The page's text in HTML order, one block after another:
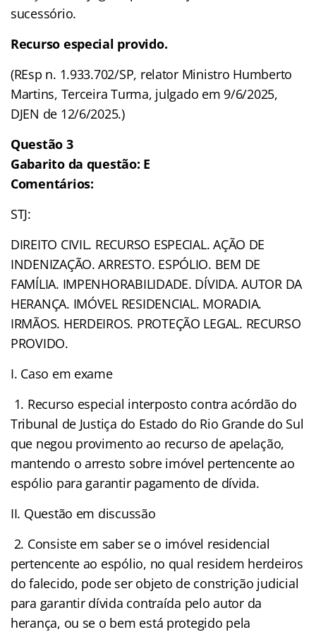
sucessório.
Recurso especial provido.
(REsp n. 1.933.702/SP, relator Ministro Humberto
Martins, Terceira Turma, julgado em 9/6/2025,
DJEN de 12/6/2025.)
Questão 3
Gabarito da questão: E
Comentários:
STJ:
DIREITO CIVIL. RECURSO ESPECIAL. AÇÃO DE
INDENIZAÇÃO. ARRESTO. ESPÓLIO. BEM DE
FAMÍLIA. IMPENHORABILIDADE. DÍVIDA. AUTOR DA
HERANÇA. IMÓVEL RESIDENCIAL. MORADIA.
IRMÃOS. HERDEIROS. PROTEÇÃO LEGAL. RECURSO
PROVIDO.
I. Caso em exame
1. Recurso especial interposto contra acórdão do
Tribunal de Justiça do Estado do Rio Grande do Sul
que negou provimento ao recurso de apelação,
mantendo o arresto sobre imóvel pertencente ao
espólio para garantir pagamento de dívida.
II. Questão em discussão
2. Consiste em saber se o imóvel residencial
pertencente ao espólio, no qual residem herdeiros
do falecido, pode ser objeto de constrição judicial
para garantir dívida contraída pelo autor da
herança, ou se o bem está protegido pela